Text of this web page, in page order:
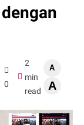
0
2
min
read
A
A